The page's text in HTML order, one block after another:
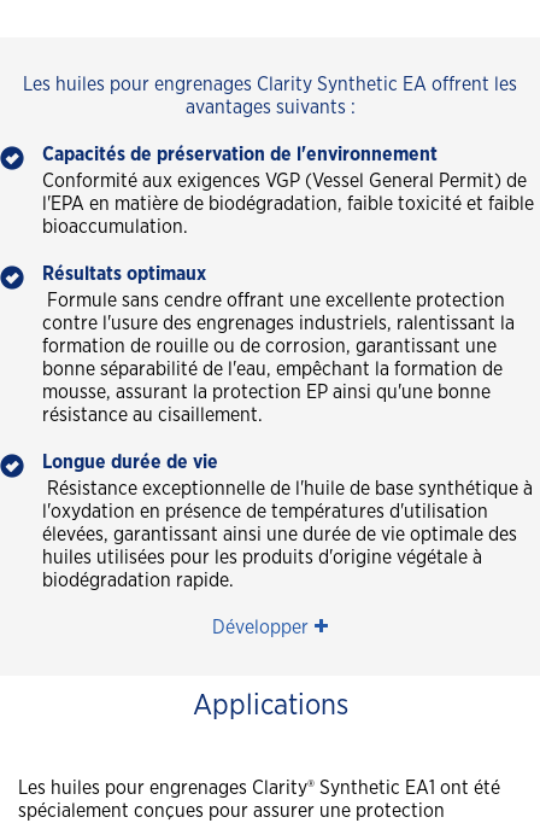
Les huiles pour engrenages Clarity Synthetic EA offrent les
avantages suivants :
Capacités de préservation de l'environnement
Conformité aux exigences VGP (Vessel General Permit) de
l'EPA en matière de biodégradation, faible toxicité et faible
bioaccumulation.
Résultats optimaux
Formule sans cendre offrant une excellente protection
contre l'usure des engrenages industriels, ralentissant la
formation de rouille ou de corrosion, garantissant une
bonne séparabilité de l'eau, empêchant la formation de
mousse, assurant la protection EP ainsi qu'une bonne
résistance au cisaillement.
Longue durée de vie
Résistance exceptionnelle de l'huile de base synthétique à
l'oxydation en présence de températures d'utilisation
élevées, garantissant ainsi une durée de vie optimale des
huiles utilisées pour les produits d'origine végétale à
biodégradation rapide.
Développer
Applications
Les huiles pour engrenages Clarity® Synthetic EA1 ont été
spécialement conçues pour assurer une protection